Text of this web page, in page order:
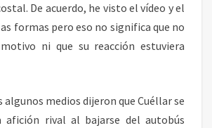
De acuerdo, he visto el vídeo y el
formas pero eso no significa que no
ni que su reacción estuviera
algunos medios dijeron que Cuéllar se
afición rival al bajarse del autobús